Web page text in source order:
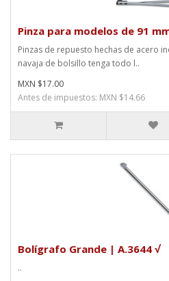
Pinza para modelos de 91
Pinzas de repuesto hechas de acero
navaja de bolsillo tenga todo l..
MXN $17.00
Antes de impuestos: MXN $14.66
Bolígrafo Grande | A.3644 √
..